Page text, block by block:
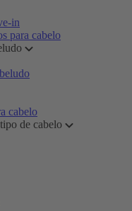
in
para cabelo
cabelo
de cabelo